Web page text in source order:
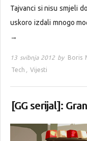
Tajvanci si nisu smjeli
uskoro izdali mnogo
→
13 svibnja 2012 by Boris
Tech , Vijesti
[GG serijal]: